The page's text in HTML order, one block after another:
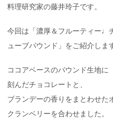
料理研究家の藤井玲子です。
今回は「濃厚＆フルーティー♩
ューブパウンド」をご紹介しま
ココアベースのパウンド生地に
刻んだチョコレートと、
ブランデーの香りをまとわせた
クランベリーを合わせました。